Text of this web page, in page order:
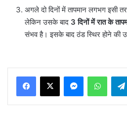
अगले दो दिनों में तापमान लगभग इसी
लेकिन उसके बाद 3दिनों में रात के
संभव है। इसके बाद ठंड स्थिर होने की
Messenger